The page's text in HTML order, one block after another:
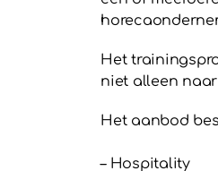
Het
niet alleen
Het aanbod
– Hospitality